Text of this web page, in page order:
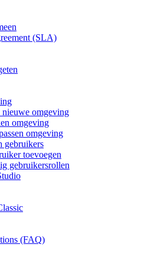
(SLA)
nieuwe omgeving
omgeving
omgeving
gebruikers
toevoegen
gebruikersrollen
(FAQ)